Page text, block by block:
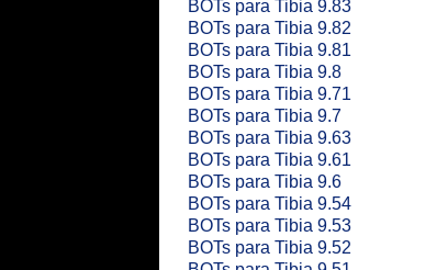
BOTs para Tibia 9.83
BOTs para Tibia 9.82
BOTs para Tibia 9.81
BOTs para Tibia 9.8
BOTs para Tibia 9.71
BOTs para Tibia 9.7
BOTs para Tibia 9.63
BOTs para Tibia 9.61
BOTs para Tibia 9.6
BOTs para Tibia 9.54
BOTs para Tibia 9.53
BOTs para Tibia 9.52